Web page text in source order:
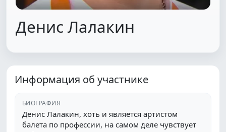
Денис Лалакин
Информация об участнике
БИОГРАФИЯ
Денис Лалакин, хоть и является артистом
балета по профессии, на самом деле чувствует